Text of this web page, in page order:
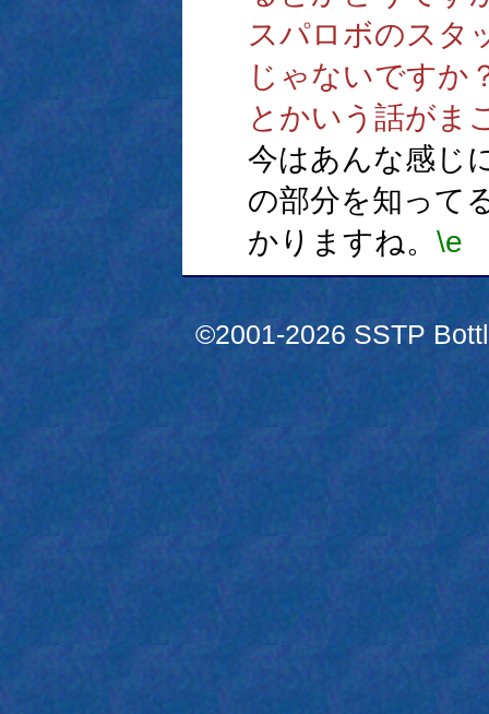
スパロボのスタ
じゃないですか
とかいう話がま
今はあんな感じ
の部分を知って
かりますね。 \e
©2001-2026 SSTP